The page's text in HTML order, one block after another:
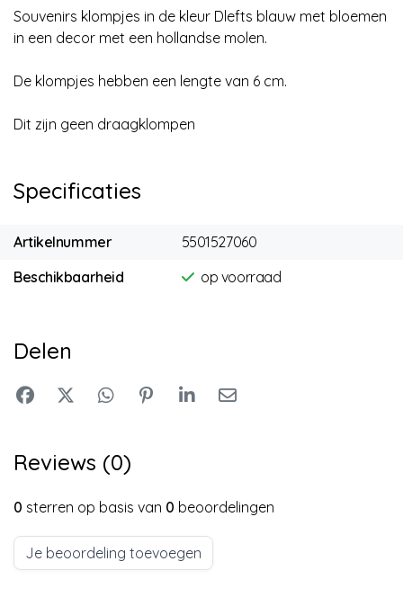
Souvenirs klompjes in de kleur Dlefts blauw met bloemen
in een decor met een hollandse molen.
De klompjes hebben een lengte van 6 cm.
Dit zijn geen draagklompen
Specificaties
Artikelnummer
5501527060
Beschikbaarheid
op voorraad
Delen
Reviews (0)
0 sterren op basis van 0 beoordelingen
Je beoordeling toevoegen